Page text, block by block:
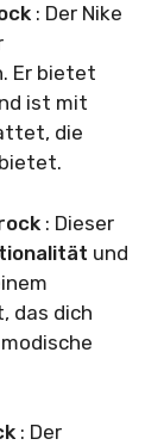
: Der Nike
Er bietet
ist mit
die
bietet.
: Dieser
und
das dich
: Der